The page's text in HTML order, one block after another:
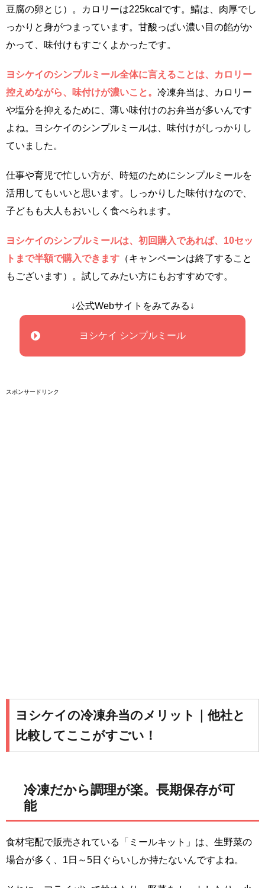
豆腐の卵とじ）。カロリーは225kcalです。鯖は、肉厚でし
っかりと身がつまっています。甘酸っぱい濃い目の餡がか
かって、味付けもすごくよかったです。
ヨシケイのシンプルミール全体に言えることは、カロリー
控えめながら、味付けが濃いこと。 冷凍弁当は、カロリー
や塩分を抑えるために、薄い味付けのお弁当が多いんです
よね。ヨシケイのシンプルミールは、味付けがしっかりし
ていました。
仕事や育児で忙しい方が、時短のためにシンプルミールを
活用してもいいと思います。しっかりした味付けなので、
子どもも大人もおいしく食べられます。
ヨシケイのシンプルミールは、初回購入であれば、10セッ
トまで半額で購入できます （キャンペーンは終了すること
もございます）。試してみたい方にもおすすめです。
↓公式Webサイトをみてみる↓
ヨシケイ シンプルミール
スポンサードリンク
ヨシケイの冷凍弁当のメリット｜他社と
比較してここがすごい！
冷凍だから調理が楽。長期保存が可
能
食材宅配で販売されている「ミールキット」は、生野菜の
場合が多く、1日～5日ぐらいしか持たないんですよね。